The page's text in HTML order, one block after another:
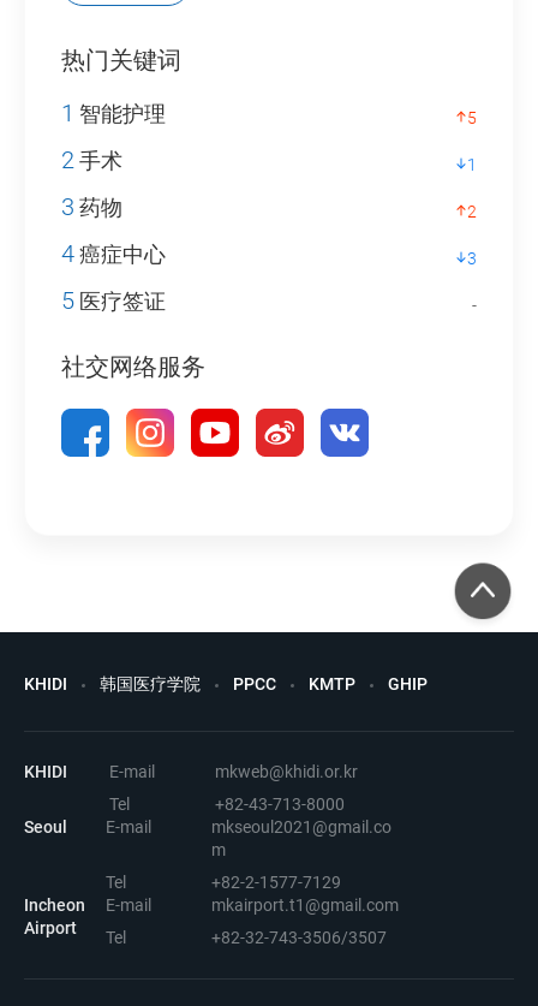
热门关键词
1 智能护理 5
2 手术 1
3 药物 2
4癌症中心 3
5 医疗签证 -
社交网络服务
KHIDI 韩国医疗学院 PPCC KMTP GHIP
KHIDI E-mail
mkweb@khidi.or.kr
Tel
+82-43-713-8000
Seoul
E-mail
mkseoul2021@gmail.co
m
Tel
+82-2-1577-7129
Incheon
Airport
E-mail
mkairport.t1@gmail.com
Tel
+82-32-743-3506/3507